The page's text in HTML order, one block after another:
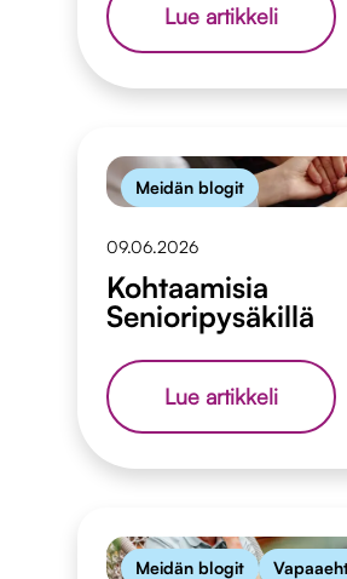
Lue artikkeliAjatuksia
rinnalla
Meidän blogit
09.06.2026
Kohtaamisia
Senioripysäkillä
Lue artikkeli
Meidän blogit